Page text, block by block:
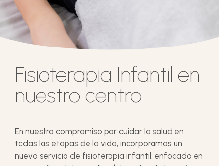
Fisioterapia Infantil en
nuestro centro
En nuestro compromiso por cuidar la salud en
todas las etapas de la vida, incorporamos un
nuevo servicio de fisioterapia infantil, enfocado en